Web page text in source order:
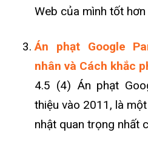
Web của mình tốt hơn
Án phạt Google
nhân và Cách khắc
4.5 (4) Án phạt
thiệu vào 2011, là
nhật quan trọng nhất